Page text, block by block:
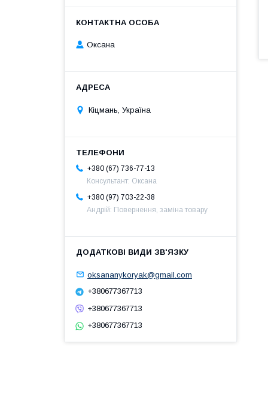
Оксана
Кіцмань, Україна
+380 (67) 736-77-13
Консультант: Оксана
+380 (97) 703-22-38
Андрій: Повернення, заміна товару
oksananykoryak@gmail.com
+380677367713
+380677367713
+380677367713